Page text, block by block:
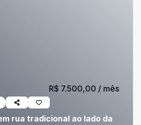
rua tradicional ao lado da
R$ 7.500,00 / mês